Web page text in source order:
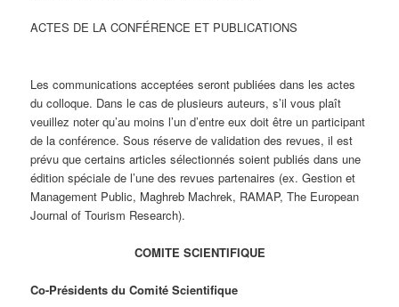
ACTES DE LA CONFÉRENCE ET PUBLICATIONS
Les communications acceptées seront publiées dans les actes
du colloque. Dans le cas de plusieurs auteurs, s’il vous plaît
veuillez noter qu’au moins l’un d’entre eux doit être un participant
de la conférence. Sous réserve de validation des revues, il est
prévu que certains articles sélectionnés soient publiés dans une
édition spéciale de l’une des revues partenaires (ex. Gestion et
Management Public, Maghreb Machrek, RAMAP, The European
Journal of Tourism Research).
COMITE SCIENTIFIQUE
Co-Présidents du Comité Scientifique